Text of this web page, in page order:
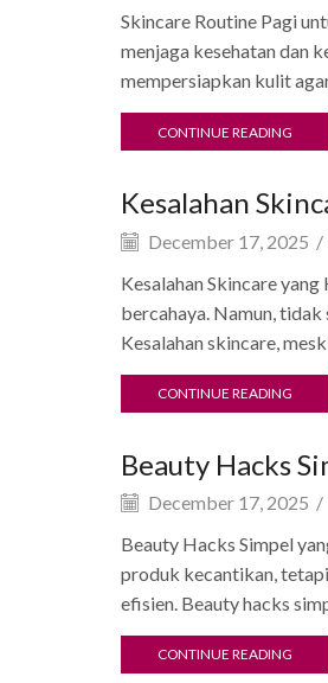
Skincare Routine Pagi
menjaga kesehatan dan
mempersiapkan kulit
CONTINUE READING
Kesalahan
December 17, 2025 /
Kesalahan Skincare
bercahaya. Namun,
Kesalahan skincare,
CONTINUE READING
Beauty Hacks
December 17, 2025 /
Beauty Hacks Simpel
produk kecantikan,
efisien. Beauty hacks
CONTINUE READING